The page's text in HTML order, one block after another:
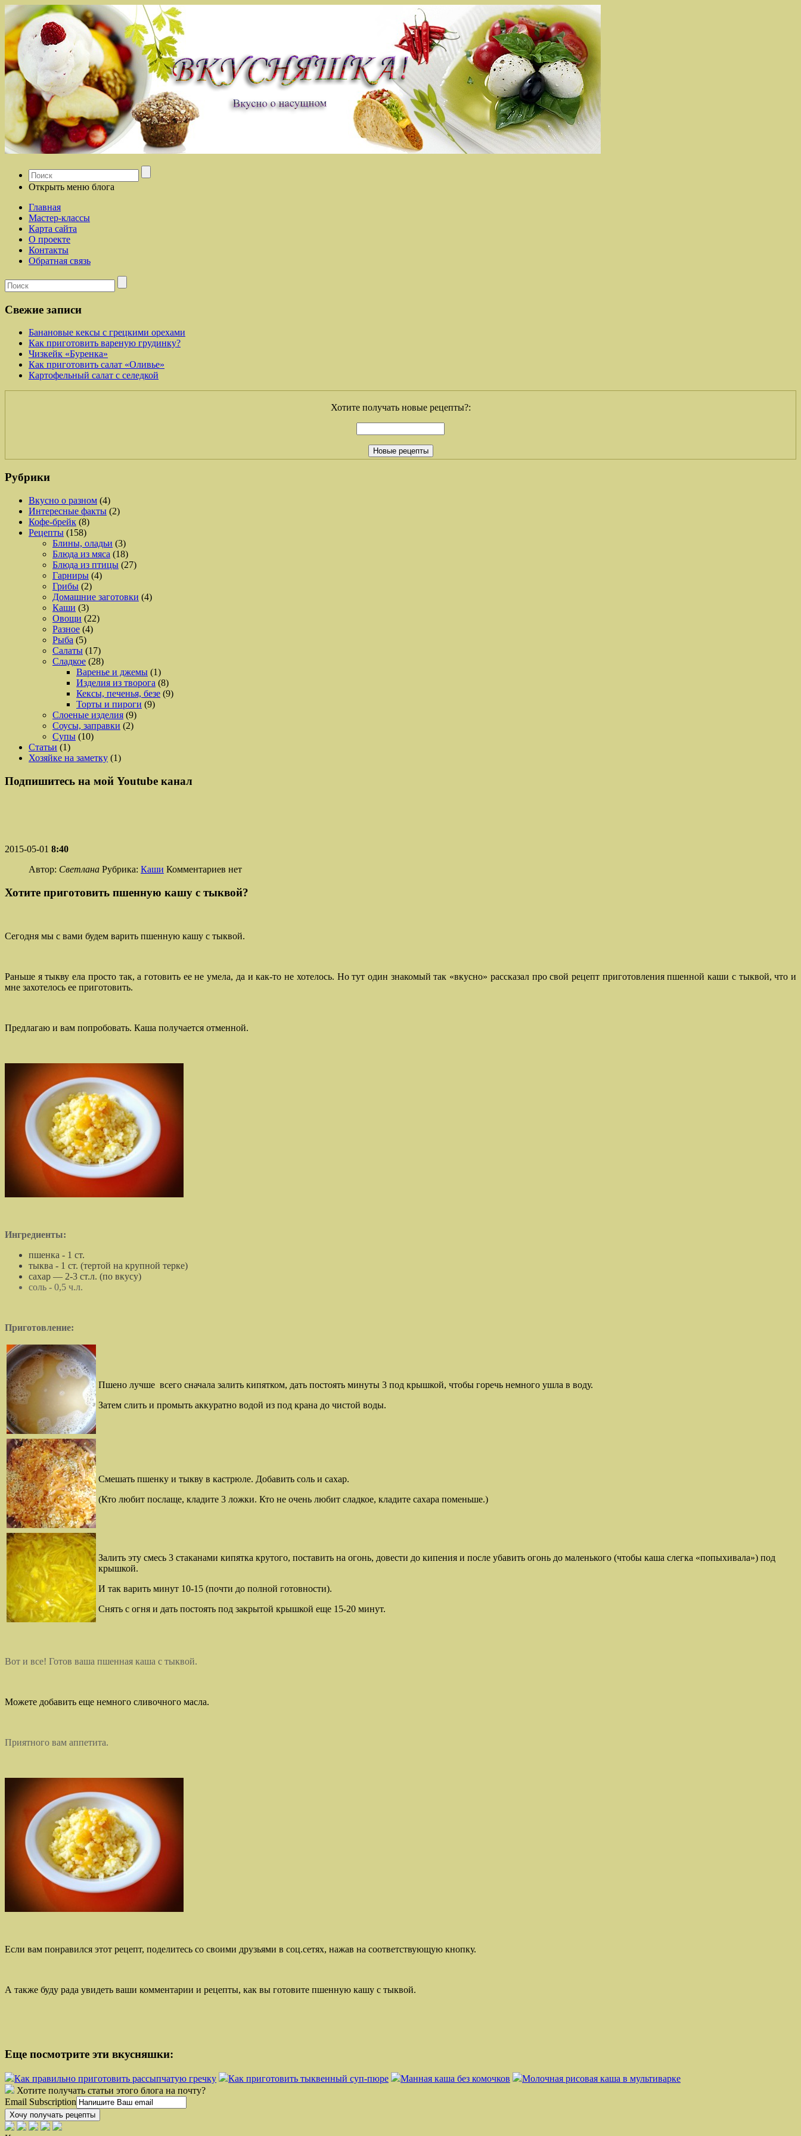
Открыть меню блога
Главная
Мастер-классы
Карта сайта
О проекте
Контакты
Обратная связь
Свежие записи
Банановые кексы с грецкими орехами
Как приготовить вареную грудинку?
Чизкейк «Буренка»
Как приготовить салат «Оливье»
Картофельный салат с селедкой
Хотите получать новые рецепты?:
Рубрики
Вкусно о разном (4)
Интересные факты (2)
Кофе-брейк (8)
Рецепты (158)
Блины, оладьи (3)
Блюда из мяса (18)
Блюда из птицы (27)
Гарниры (4)
Грибы (2)
Домашние заготовки (4)
Каши (3)
Овощи (22)
Разное (4)
Рыба (5)
Салаты (17)
Сладкое (28)
Варенье и джемы (1)
Изделия из творога (8)
Кексы, печенья, безе (9)
Торты и пироги (9)
Слоеные изделия (9)
Соусы, заправки (2)
Супы (10)
Статьи (1)
Хозяйке на заметку (1)
Подпишитесь на мой Youtube канал
2015-05-01 8:40
Автор: Светлана Рубрика: Каши Комментариев нет
Хотите приготовить пшенную кашу с тыквой?
Сегодня мы с вами будем варить пшенную кашу с тыквой.
Раньше я тыкву ела просто так, а готовить ее не умела, да и как-то не хотелось. Но тут один знакомый так «вкусно» рассказал про свой рецепт приготовления пшенной каши с тыквой, что и
мне захотелось ее приготовить.
Предлагаю и вам попробовать. Каша получается отменной.
Ингредиенты:
пшенка - 1 ст.
тыква - 1 ст. (тертой на крупной терке)
сахар — 2-3 ст.л. (по вкусу)
соль - 0,5 ч.л.
Приготовление:
Пшено лучше всего сначала залить кипятком, дать постоять минуты 3 под крышкой, чтобы горечь немного ушла в воду.
Затем слить и промыть аккуратно водой из под крана до чистой воды.
Смешать пшенку и тыкву в кастрюле. Добавить соль и сахар.
(Кто любит послаще, кладите 3 ложки. Кто не очень любит сладкое, кладите сахара поменьше.)
Залить эту смесь 3 стаканами кипятка крутого, поставить на огонь, довести до кипения и после убавить огонь до маленького (чтобы каша слегка «попыхивала») под
крышкой.
И так варить минут 10-15 (почти до полной готовности).
Снять с огня и дать постоять под закрытой крышкой еще 15-20 минут.
Вот и все! Готов ваша пшенная каша с тыквой.
Можете добавить еще немного сливочного масла.
Приятного вам аппетита.
Если вам понравился этот рецепт, поделитесь со своими друзьями в соц.сетях, нажав на соответствующую кнопку.
А также буду рада увидеть ваши комментарии и рецепты, как вы готовите пшенную кашу с тыквой.
Еще посмотрите эти вкусняшки:
Как правильно приготовить рассыпчатую гречку Как приготовить тыквенный суп-пюре Манная каша без комочков
Молочная рисовая каша в мультиварке
Хотите получать статьи этого блога на почту?
Email Subscription
Хочу получать рецепты